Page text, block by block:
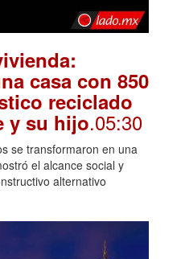
casa con 850
reciclado
y su hijo.05:30
se transformaron en una
el alcance social y
alternativo